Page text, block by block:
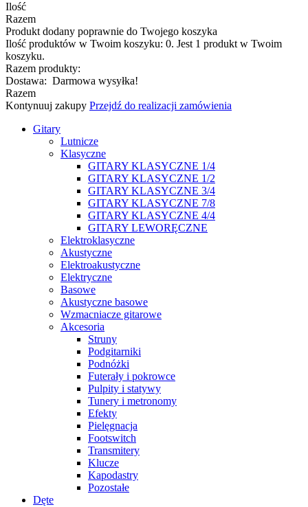
Ilość
Razem
Produkt dodany poprawnie do Twojego koszyka
Ilość produktów w Twoim koszyku: 0. Jest 1 produkt w Twoim
koszyku.
Razem produkty:
Dostawa: Darmowa wysyłka!
Razem
Kontynuuj zakupy Przejdź do realizacji zamówienia
Gitary
Lutnicze
Klasyczne
GITARY KLASYCZNE 1/4
GITARY KLASYCZNE 1/2
GITARY KLASYCZNE 3/4
GITARY KLASYCZNE 7/8
GITARY KLASYCZNE 4/4
GITARY LEWORĘCZNE
Elektroklasyczne
Akustyczne
Elektroakustyczne
Elektryczne
Basowe
Akustyczne basowe
Wzmacniacze gitarowe
Akcesoria
Struny
Podgitarniki
Podnóżki
Futerały i pokrowce
Pulpity i statywy
Tunery i metronomy
Efekty
Pielęgnacja
Footswitch
Transmitery
Klucze
Kapodastry
Pozostałe
Dęte